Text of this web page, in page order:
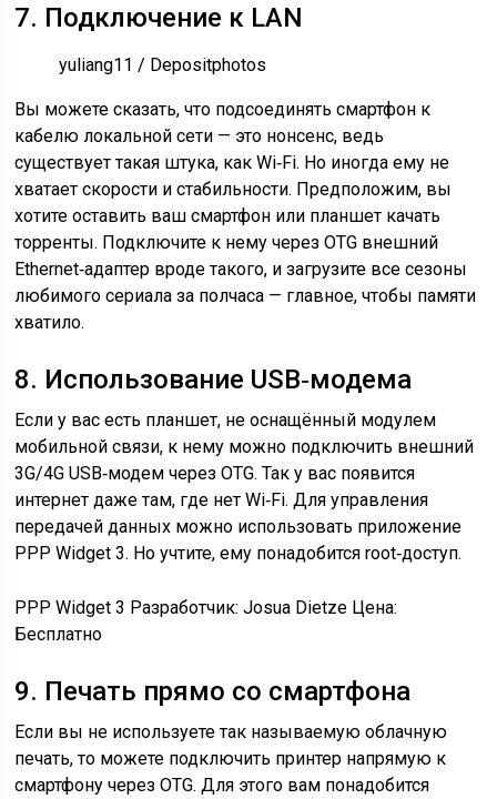
7. Подключение к LAN
yuliang11 / Depositphotos
Вы можете сказать, что подсоединять смартфон к
кабелю локальной сети — это нонсенс, ведь
существует такая штука, как Wi‑Fi. Но иногда ему не
хватает скорости и стабильности. Предположим, вы
хотите оставить ваш смартфон или планшет качать
торренты. Подключите к нему через OTG внешний
Ethernet‑адаптер вроде такого, и загрузите все сезоны
любимого сериала за полчаса — главное, чтобы памяти
хватило.
8. Использование USB‑модема
Если у вас есть планшет, не оснащённый модулем
мобильной связи, к нему можно подключить внешний
3G/4G USB‑модем через OTG. Так у вас появится
интернет даже там, где нет Wi‑Fi. Для управления
передачей данных можно использовать приложение
PPP Widget 3. Но учтите, ему понадобится root‑доступ.
PPP Widget 3 Разработчик: Josua Dietze Цена:
Бесплатно
9. Печать прямо со смартфона
Если вы не используете так называемую облачную
печать, то можете подключить принтер напрямую к
смартфону через OTG. Для этого вам понадобится